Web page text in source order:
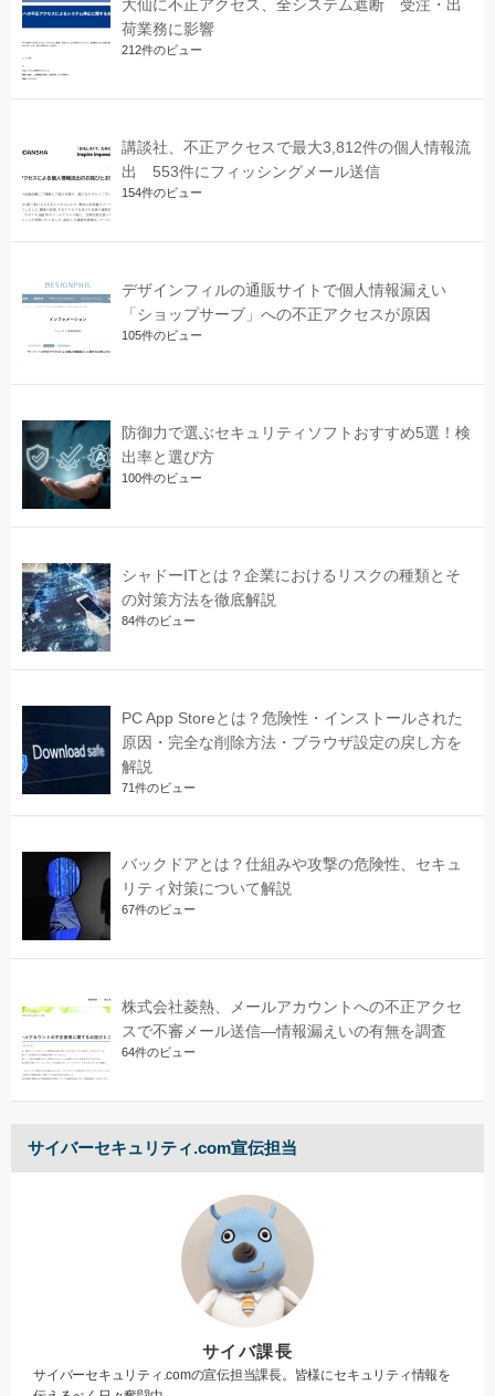
大仙に不正アクセス、全システム遮断 受注・出
荷業務に影響
212件のビュー
講談社、不正アクセスで最大3,812件の個人情報流
出 553件にフィッシングメール送信
154件のビュー
デザインフィルの通販サイトで個人情報漏えい
「ショップサーブ」への不正アクセスが原因
105件のビュー
防御力で選ぶセキュリティソフトおすすめ5選！検
出率と選び方
100件のビュー
シャドーITとは？企業におけるリスクの種類とそ
の対策方法を徹底解説
84件のビュー
PC App Storeとは？危険性・インストールされた
原因・完全な削除方法・ブラウザ設定の戻し方を
解説
71件のビュー
バックドアとは？仕組みや攻撃の危険性、セキュ
リティ対策について解説
67件のビュー
株式会社菱熱、メールアカウントへの不正アクセ
スで不審メール送信―情報漏えいの有無を調査
64件のビュー
サイバーセキュリティ.com宣伝担当
サイバ課長
サイバーセキュリティ.comの宣伝担当課長。皆様にセキュリティ情報を